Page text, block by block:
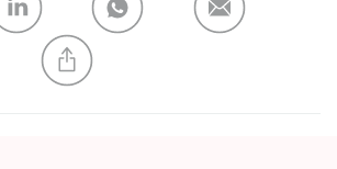
CREA NUOVA LISTA